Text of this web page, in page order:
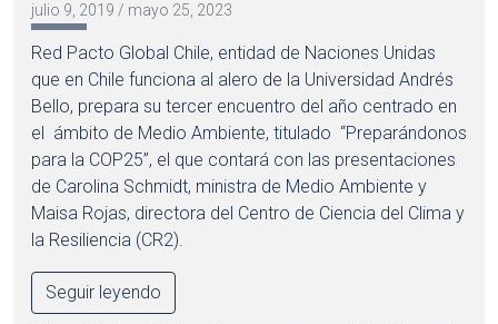
julio 9, 2019 / mayo 25, 2023
Red Pacto Global Chile, entidad de Naciones Unidas
que en Chile funciona al alero de la Universidad Andrés
Bello, prepara su tercer encuentro del año centrado en
el ámbito de Medio Ambiente, titulado “Preparándonos
para la COP25”, el que contará con las presentaciones
de Carolina Schmidt, ministra de Medio Ambiente y
Maisa Rojas, directora del Centro de Ciencia del Clima y
la Resiliencia (CR2).
Seguir leyendo